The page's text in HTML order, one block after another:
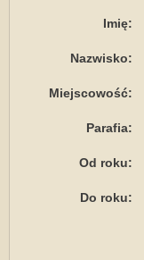
Imię:
Nazwisko:
Miejscowość:
Parafia:
Od roku:
Do roku: